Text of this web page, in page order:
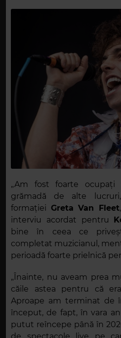
„Am fost foarte
grămadă de alte
formației Greta Van Fleet,
interviu acordat pentru
bine în ceea ce
completat muzicianul,
perioadă foarte prielnică
„Înainte, nu aveam prea
căile astea pentru că
Aproape am terminat de
început, de fapt, în vara
putut reîncepe până în